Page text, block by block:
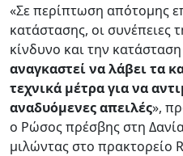
«Σε περίπτωση απότομης
κατάστασης, οι συνέπειες
κίνδυνο και την
αναγκαστεί να λάβει τα
τεχνικά μέτρα για να
αναδυόμενες απειλές»,
ο Ρώσος πρέσβης στη
μιλώντας στο πρακτορείο